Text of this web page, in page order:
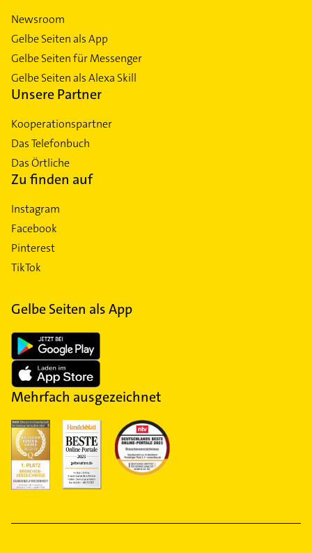
Newsroom
Gelbe Seiten als App
Gelbe Seiten für Messenger
Gelbe Seiten als Alexa Skill
Unsere Partner
Kooperationspartner
Das Telefonbuch
Das Örtliche
Zu finden auf
Instagram
Facebook
Pinterest
TikTok
Gelbe Seiten als App
Mehrfach ausgezeichnet